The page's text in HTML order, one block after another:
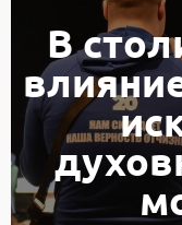
В